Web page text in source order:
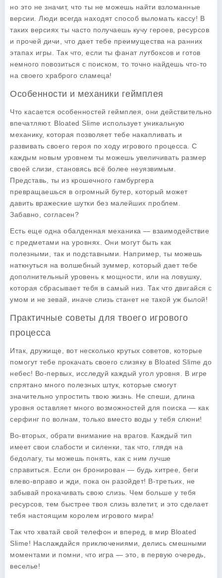
но это не значит, что ты не можешь найти взломанные
версии.
Люди всегда находят способ выломать кассу! В
таких версиях ты часто получаешь кучу героев
ресурсов
и прочей дичи, что дает тебе преимущества на ранних
этапах игры. Так что, если ты фанат лутбоксов и готов
немного повозиться с поиском, то точно найдешь что-то
на своего храброго сламеца!
Особенности и механики геймплея
Что касается особенностей геймплея, они действительно
впечатляют. Bloated Slime использует уникальную
механику, которая позволяет тебе накапливать и
развивать своего героя по ходу игрового процесса. С
каждым новым уровнем ты можешь увеличивать размер
своей слизи, становясь всё более неуязвимым.
Представь, ты из крошечного гамбургера
превращаешься в огромный бутер, который может
давить вражеские шутки без малейших проблем.
Забавно, согласен?
Есть еще одна обалденная механика — взаимодействие
с предметами на уровнях. Они могут быть как
полезными, так и подставными. Например, ты можешь
наткнуться на волшебный зуммер, который дает тебе
дополнительный уровень к мощности, или на ловушку,
которая сбрасывает тебя в самый низ. Так что двигайся с
умом и не зевай, иначе слизь станет не такой уж былой!
Практичные советы для твоего игрового
процесса
Итак, дружище, вот несколько крутых советов, которые
помогут тебе прокачать своего слизяку в Bloated Slime до
небес! Во-первых, исследуй каждый угол уровня. В игре
спрятано много полезных штук, которые смогут
значительно упростить твою жизнь. Не спеши, длина
уровня оставляет много возможностей для поиска — как
серфинг по волнам, только вместо воды у тебя слюни!
Во-вторых, обрати внимание на врагов.
Каждый тип
имеет свои слабости и силенки, так что, глядя на
бедолагу, ты можешь понять, как с ним лучше
справиться. Если он бронирован — будь хитрее, беги
влево-вправо и жди, пока он разойдет! В-третьих, не
забывай прокачивать свою слизь. Чем больше у тебя
ресурсов, тем быстрее твоя слизь взлетит, и это сделает
тебя настоящим королем игрового мира!
Так что хватай свой телефон и вперед, в мир Bloated
Slime! Наслаждайся приключениями, делись смешными
моментами и помни, что игра — это, в первую очередь,
веселье!